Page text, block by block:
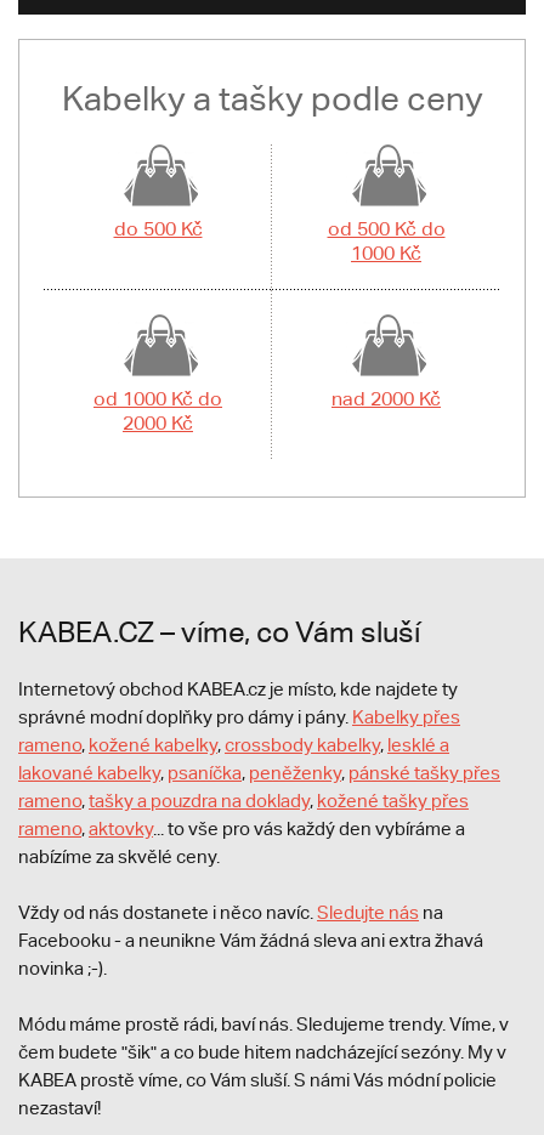
Kabelky a tašky podle ceny
do 500 Kč
od 500 Kč do
1000 Kč
od 1000 Kč do
2000 Kč
nad 2000 Kč
KABEA.CZ – víme, co Vám sluší
Internetový obchod KABEA.cz je místo, kde najdete ty
správné modní doplňky pro dámy i pány. Kabelky přes
rameno, kožené kabelky,crossbody kabelky, lesklé a
lakované kabelky, psaníčka, peněženky, pánské tašky přes
rameno,tašky a pouzdra na doklady, kožené tašky přes
rameno,aktovky... to vše pro vás každý den vybíráme a
nabízíme za skvělé ceny.
Vždy od nás dostanete i něco navíc. Sledujte nás na
Facebooku - a neunikne Vám žádná sleva ani extra žhavá
novinka ;-).
Módu máme prostě rádi, baví nás. Sledujeme trendy. Víme, v
čem budete "šik" a co bude hitem nadcházející sezóny. My v
KABEA prostě víme, co Vám sluší. S námi Vás módní policie
nezastaví!